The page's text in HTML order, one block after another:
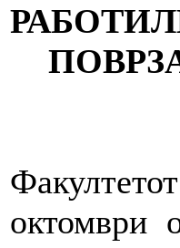
октомври